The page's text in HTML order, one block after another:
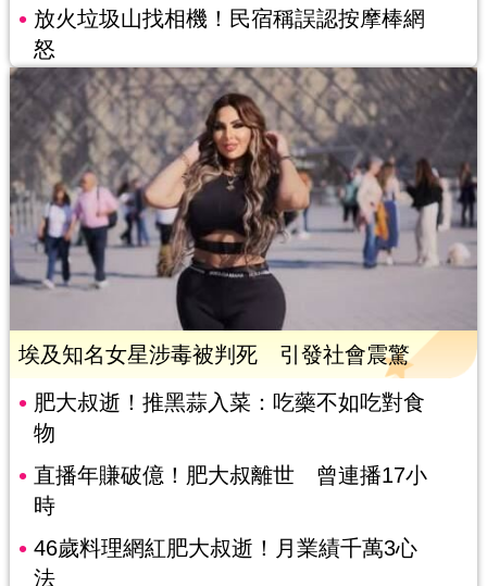
放火垃圾山找相機！民宿稱誤認按摩棒網
怒
埃及知名女星涉毒被判死 引發社會震驚
肥大叔逝！推黑蒜入菜：吃藥不如吃對食
物
直播年賺破億！肥大叔離世 曾連播17小
時
46歲料理網紅肥大叔逝！月業績千萬3心
法